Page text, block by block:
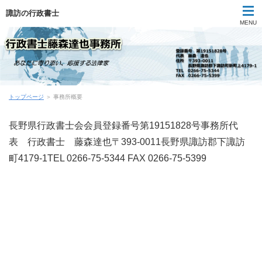
諏訪の行政書士
MENU
代表挨拶
業務＆料金
トップページ ＞ 事務所概要
長野県行政書士会会員登録番号第19151828号事務所代
表 行政書士 藤森達也〒393-0011長野県諏訪郡下諏訪
町4179-1TEL 0266-75-5344 FAX 0266-75-5399